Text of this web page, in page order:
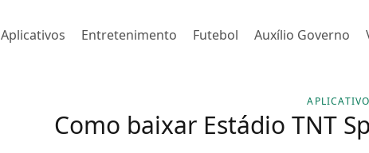
Aplicativos Entretenimento Futebol Auxílio Governo
Como baixar Estádio TNT